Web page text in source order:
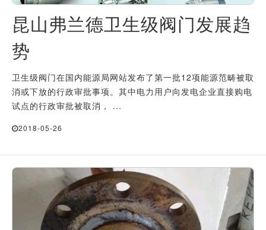
昆山弗兰德卫生级阀门发展趋
势
卫生级阀门在国内能源局网站发布了第一批12项能源范畴被取
消或下放的行政审批事项。其中电力用户向发电企业直接购电
试点的行政审批被取消， ...
2018-05-26